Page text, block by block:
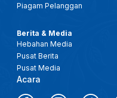
Piagam Pelanggan
Berita & Media
Hebahan Media
Pusat Berita
Pusat Media
Acara